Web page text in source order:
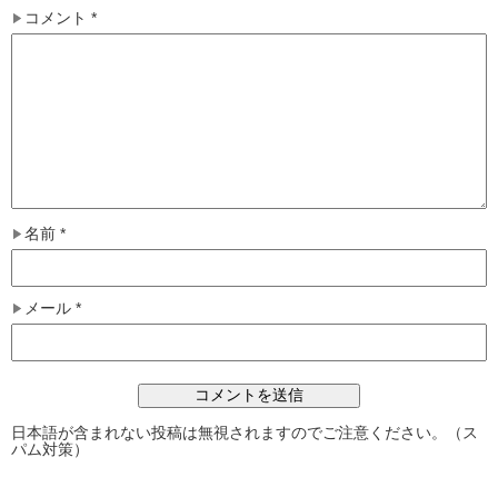
コメント *
名前 *
メール *
日本語が含まれない投稿は無視されますのでご注意ください。（ス
パム対策）